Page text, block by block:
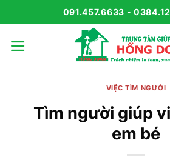
qua
nội
091.457.6633 -
VIỆC TÌM NGƯỜI
Tìm người giúp
em bé